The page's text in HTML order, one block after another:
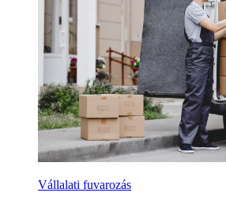
Vállalati fuvarozás